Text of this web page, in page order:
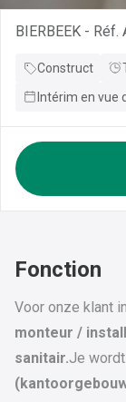
BIERBEEK - Réf.
Construct
Intérim en vue
Fonction
Voor onze klant in
monteur /
sanitair.Je